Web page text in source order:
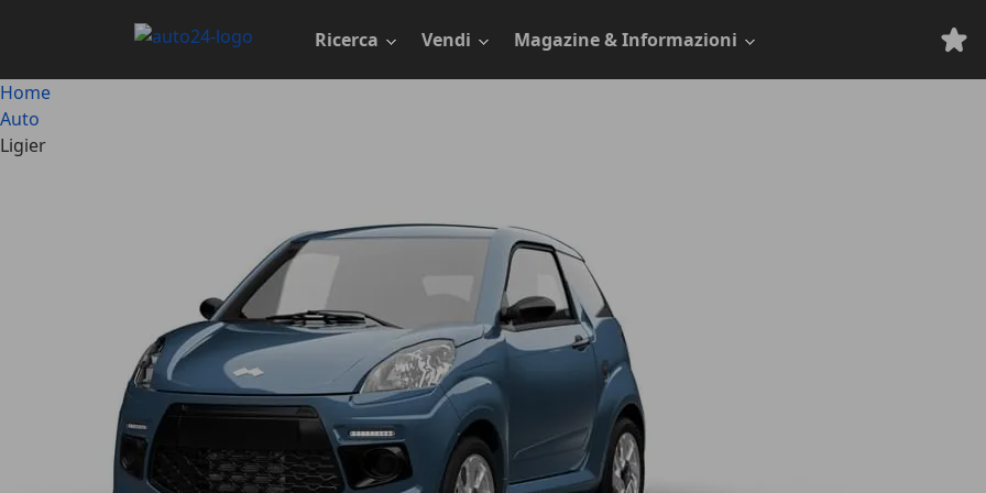
principale
Ricerca Vendi Magazine & Informazioni
Home
Auto
Ligier